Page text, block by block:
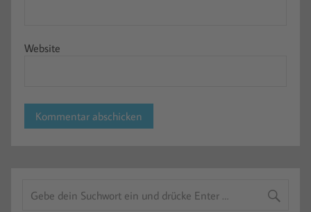
Website